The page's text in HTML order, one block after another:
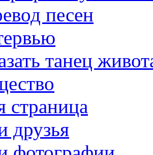
песен
танец
страница
друзья